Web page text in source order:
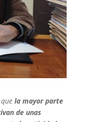
la mayor parte
de unas